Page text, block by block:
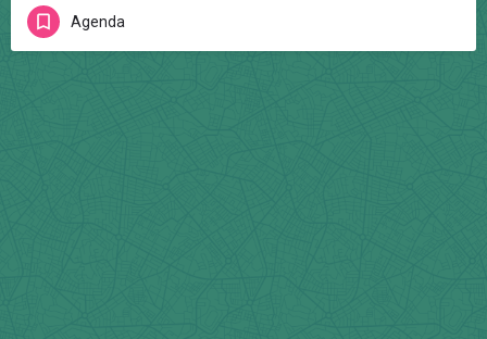
Agenda